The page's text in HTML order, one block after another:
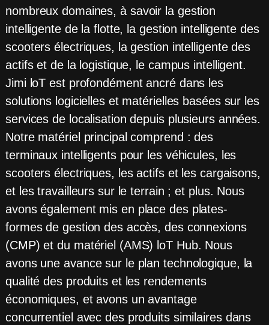
nombreux domaines, à savoir la gestion
intelligente de la flotte, la gestion intelligente des
scooters électriques, la gestion intelligente des
actifs et de la logistique, le campus intelligent.
Jimi loT est profondément ancré dans les
solutions logicielles et matérielles basées sur les
services de localisation depuis plusieurs années.
Notre matériel principal comprend : des
terminaux intelligents pour les véhicules, les
scooters électriques, les actifs et les cargaisons,
et les travailleurs sur le terrain ; et plus. Nous
avons également mis en place des plates-
formes de gestion des accès, des connexions
(CMP) et du matériel (AMS) loT Hub. Nous
avons une avance sur le plan technologique, la
qualité des produits et les rendements
économiques, et avons un avantage
concurrentiel avec des produits similaires dans